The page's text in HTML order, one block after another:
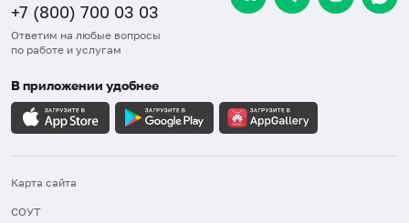
+7 (800) 700 03 03
Ответим на любые вопросы
по работе и услугам
В приложении удобнее
Карта сайта
СОУТ